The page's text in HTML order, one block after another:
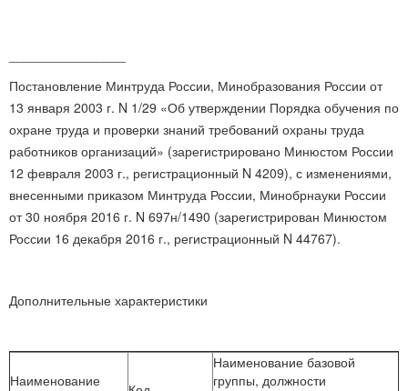
Постановление Минтруда России, Минобразования России от
13 января 2003 г. N 1/29 «Об утверждении Порядка обучения по
охране труда и проверки знаний требований охраны труда
работников организаций» (зарегистрировано Минюстом России
12 февраля 2003 г., регистрационный N 4209), с изменениями,
внесенными приказом Минтруда России, Минобрнауки России
от 30 ноября 2016 г. N 697н/1490 (зарегистрирован Минюстом
России 16 декабря 2016 г., регистрационный N 44767).
Дополнительные характеристики
Наименование
Наименование базовой
группы, должности